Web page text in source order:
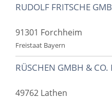
RUDOLF FRITSCHE
91301 Forchheim
Freistaat Bayern
RÜSCHEN GMBH & CO.
49762 Lathen